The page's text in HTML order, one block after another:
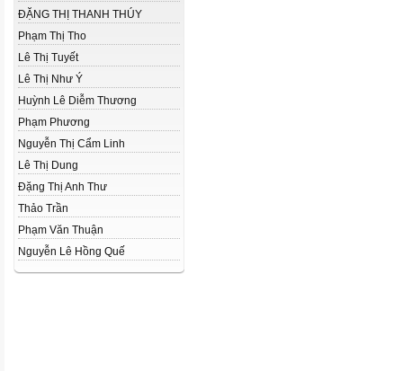
ĐẶNG THỊ THANH THÚY
Phạm Thị Tho
Lê Thị Tuyết
Lê Thị Như Ý
Huỳnh Lê Diễm Thương
Phạm Phương
Nguyễn Thị Cẩm Linh
Lê Thị Dung
Đặng Thị Anh Thư
Thảo Trần
Phạm Văn Thuận
Nguyễn Lê Hồng Quế